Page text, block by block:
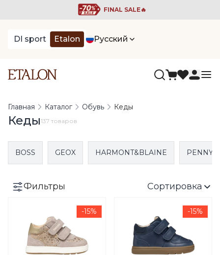
FINAL SALE🔥
DI sport Etalon Русский
Главная Каталог Обувь Кеды
Кеды137 товаров
BOSS GEOX HARMONT&BLAINE
Фильтры Сортировка
-15% -15%